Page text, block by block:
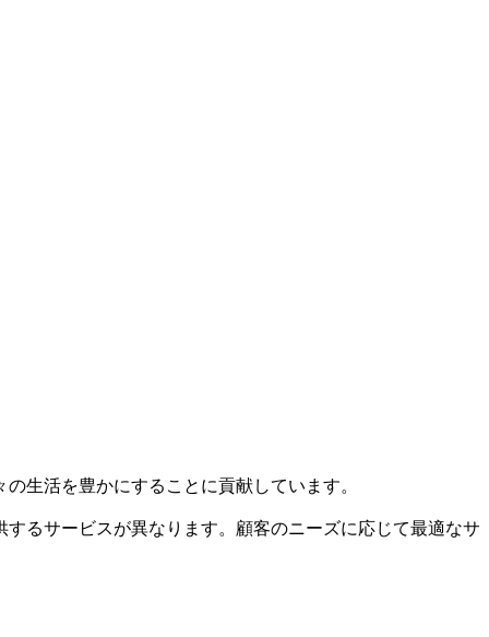
生活を豊かにすることに貢献しています。
るサービスが異なります。顧客のニーズに応じて最適なサ